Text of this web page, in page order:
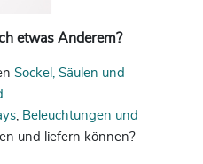
etwas Anderem?
Sockel, Säulen und
, Beleuchtungen und
und liefern können?